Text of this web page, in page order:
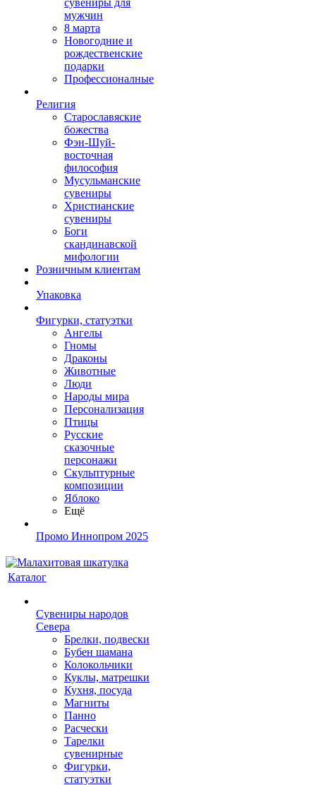
сувениры для
мужчин
8 марта
Новогодние и
рождественские
подарки
Профессионалные
Религия
Старославяские
божества
Фэн-Шуй-
восточная
философия
Мусульманские
сувениры
Христианские
сувениры
Боги
скандинавской
мифологии
Розничным клиентам
Упаковка
Фигурки, статуэтки
Ангелы
Гномы
Драконы
Животные
Люди
Народы мира
Персонализация
Птицы
Русские
сказочные
персонажи
Скульптурные
композиции
Яблоко
Ещё
Промо Иннопром 2025
Каталог
Сувениры народов
Севера
Брелки, подвески
Бубен шамана
Колокольчики
Куклы, матрешки
Кухня, посуда
Магниты
Панно
Расчески
Тарелки
сувенирные
Фигурки,
статуэтки